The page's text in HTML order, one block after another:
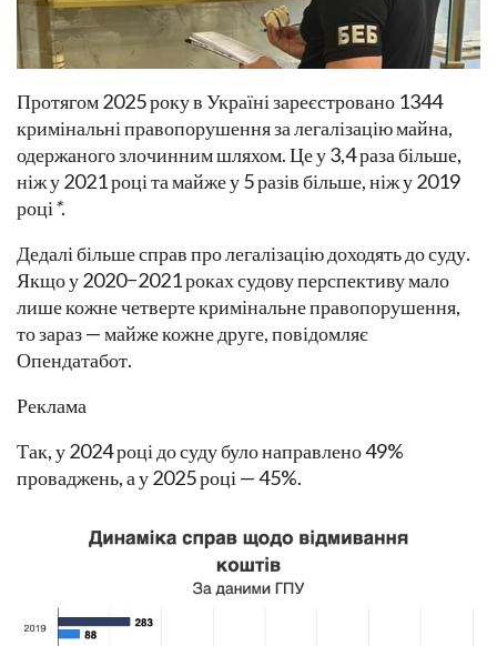
Протягом 2025 року в Україні зареєстровано 1344
кримінальні правопорушення за легалізацію майна,
одержаного злочинним шляхом. Це у 3,4 раза більше,
ніж у 2021 році та майже у 5 разів більше, ніж у 2019
році*.
Дедалі більше справ про легалізацію доходять до суду.
Якщо у 2020−2021 роках судову перспективу мало
лише кожне четверте кримінальне правопорушення,
то зараз — майже кожне друге, повідомляє
Опендатабот.
Реклама
Так, у 2024 році до суду було направлено 49%
проваджень, а у 2025 році — 45%.